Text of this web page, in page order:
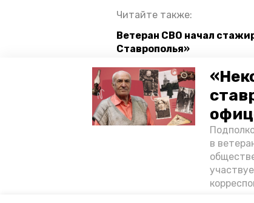
в
Читайте также:
Ветеран СВО начал
Ставрополья»
Ставрополье оказалось в
благоустройству
В Петровском округе